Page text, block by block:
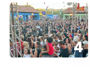
4